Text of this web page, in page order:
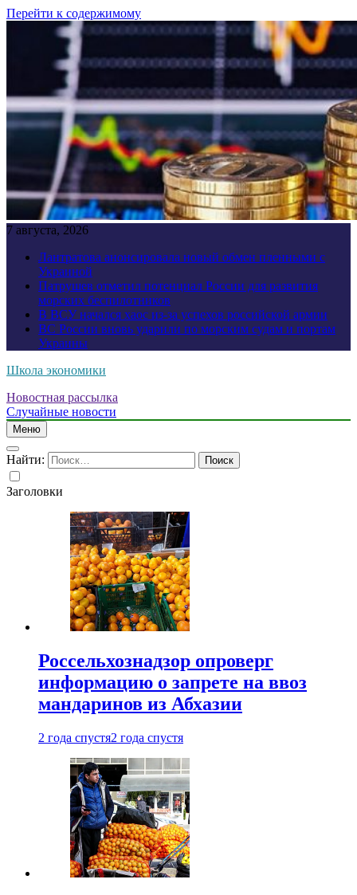
Перейти к содержимому
7 августа, 2026
Лантратова анонсировала новый обмен пленными с
Украиной
Патрушев отметил потенциал России для развития
морских беспилотников
В ВСУ начался хаос из-за успехов российской армии
ВС России вновь ударили по морским судам и портам
Украины
Школа экономики
Новостная рассылка
Случайные новости
Меню
Найти:
Заголовки
Россельхознадзор опроверг
информацию о запрете на ввоз
мандаринов из Абхазии
2 года спустя2 года спустя